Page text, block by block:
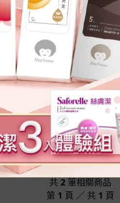
立即選購
活力能量胺基酸+鋅膠囊
盒)X2盒
NT$ 2400 NT$ 1920
共 2 筆相關商品
第 1 頁 ／ 共 1 頁